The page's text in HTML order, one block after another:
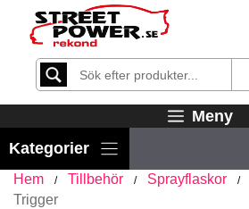
Hoppa
innehåll
Meny
Hem / Tillbehör / Sprayflaskor /
Trigger